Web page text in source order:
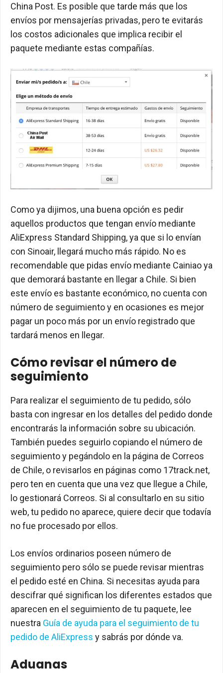
China Post. Es posible que tarde más que los
envíos por mensajerías privadas, pero te evitarás
los costos adicionales que implica recibir el
paquete mediante estas compañías.
Como ya dijimos, una buena opción es pedir
aquellos productos que tengan envío mediante
AliExpress Standard Shipping, ya que si lo envían
con Sinoair, llegará mucho más rápido. No es
recomendable que pidas envío mediante Cainiao ya
que demorará bastante en llegar a Chile. Si bien
este envío es bastante económico, no cuenta con
número de seguimiento y en ocasiones es mejor
pagar un poco más por un envío registrado que
tardará menos en llegar.
Cómo revisar el número de
seguimiento
Para realizar el seguimiento de tu pedido, sólo
basta con ingresar en los detalles del pedido donde
encontrarás la información sobre su ubicación.
También puedes seguirlo copiando el número de
seguimiento y pegándolo en la página de Correos
de Chile, o revisarlos en páginas como 17track.net,
pero ten en cuenta que una vez que llegue a Chile,
lo gestionará Correos. Si al consultarlo en su sitio
web, tu pedido no aparece, quiere decir que todavía
no fue procesado por ellos.
Los envíos ordinarios poseen número de
seguimiento pero sólo se puede revisar mientras
el pedido esté en China. Si necesitas ayuda para
descifrar qué significan los diferentes estados que
aparecen en el seguimiento de tu paquete, lee
nuestra Guía de ayuda para el seguimiento de tu
pedido de AliExpress y sabrás por dónde va.
Aduanas